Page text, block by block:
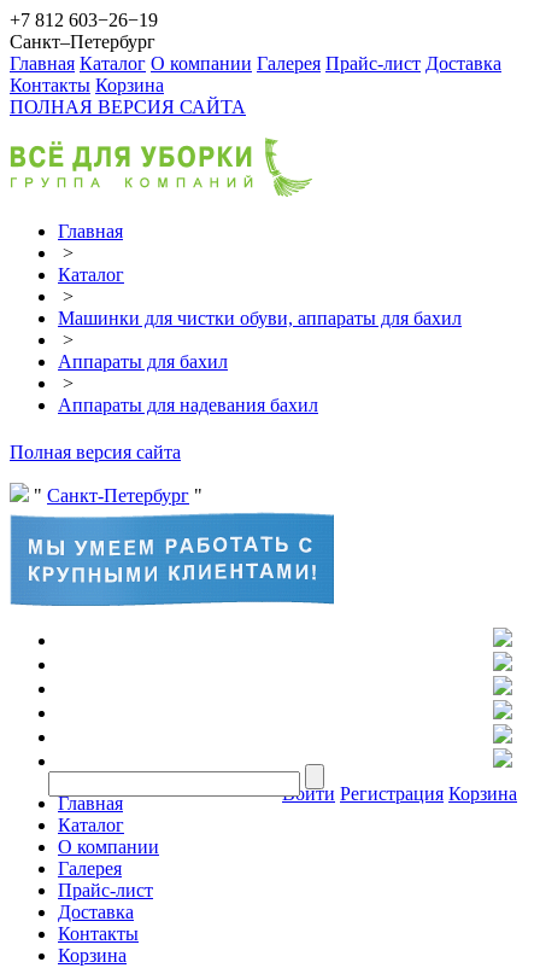
+7 812 603−26−19
Санкт–Петербург
Главная Каталог О компании Галерея Прайс-лист Доставка
Контакты Корзина
ПОЛНАЯ ВЕРСИЯ САЙТА
Главная
>
Каталог
>
Машинки для чистки обуви, аппараты для бахил
>
Аппараты для бахил
>
Аппараты для надевания бахил
Полная версия сайта
Санкт-Петербург
Войти Регистрация Корзина
Главная
Каталог
О компании
Галерея
Прайс-лист
Доставка
Контакты
Корзина